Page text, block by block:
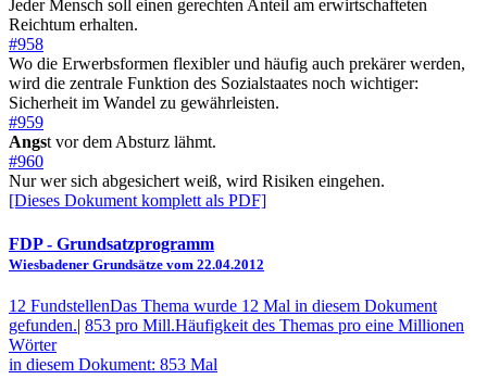
Jeder Mensch soll einen gerechten Anteil am erwirtschafteten
Reichtum erhalten.
#958
Wo die Erwerbsformen flexibler und häufig auch prekärer werden,
wird die zentrale Funktion des Sozialstaates noch wichtiger:
Sicherheit im Wandel zu gewährleisten.
#959
Angst vor dem Absturz lähmt.
#960
Nur wer sich abgesichert weiß, wird Risiken eingehen.
[Dieses Dokument komplett als PDF]
FDP- Grundsatzprogramm
Wiesbadener Grundsätze vom 22.04.2012
12 FundstellenDas Thema wurde 12 Mal in diesem Dokument
gefunden.| 853 pro Mill.Häufigkeit des Themas pro eine Millionen
Wörter
in diesem Dokument: 853 Mal